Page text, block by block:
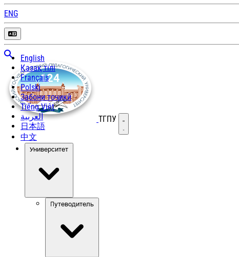
ENG
English
Қазақ тілі
Français
Polski
Забони тоҷикӣ
Tiếng Việt
العربية
日本語
中文
ТГПУ Открыть меню
Университет
Путеводитель